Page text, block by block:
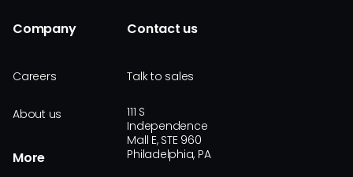
Company
Careers
About us
More
Contact us
Talk to sales
111 S
Independence
Mall E, STE 960
Philadelphia, PA